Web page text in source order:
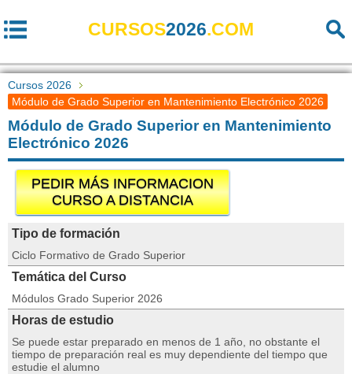
CURSOS2026.COM
Cursos 2026
Módulo de Grado Superior en Mantenimiento Electrónico 2026
Módulo de Grado Superior en Mantenimiento
Electrónico 2026
PEDIR MÁS INFORMACION
CURSO A DISTANCIA
Tipo de formación
Ciclo Formativo de Grado Superior
Temática del Curso
Módulos Grado Superior 2026
Horas de estudio
Se puede estar preparado en menos de 1 año, no obstante el
tiempo de preparación real es muy dependiente del tiempo que
estudie el alumno